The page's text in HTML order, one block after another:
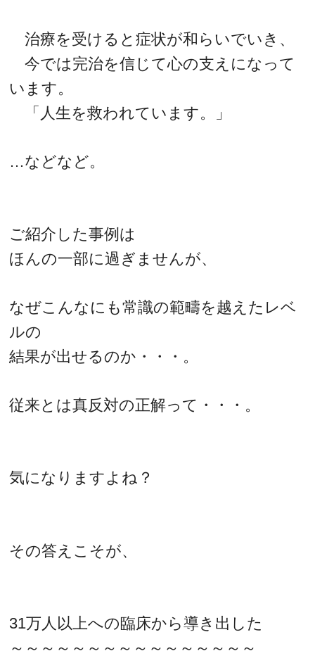
治療を受けると症状が和らいでいき、
今では完治を信じて心の支えになって
います。
「人生を救われています。」
…などなど。
ご紹介した事例は
ほんの一部に過ぎませんが、
なぜこんなにも常識の範疇を越えたレベ
ルの
結果が出せるのか・・・。
従来とは真反対の正解って・・・。
気になりますよね？
その答えこそが、
31万人以上への臨床から導き出した
～～～～～～～～～～～～～～～～